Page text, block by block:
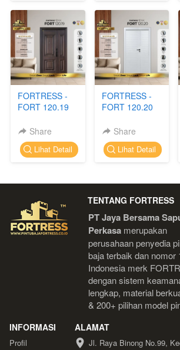
FORTRESS -
FORT 120.19
Share
` Lihat Detail
FORTRESS -
FORT 120.20
Share
` Lihat Detail
TENTANG FORTRESS
PT Jaya Bersama
Perkasa merupakan
perusahaan penyedia
baja terbaik dan nomor
Indonesia
dengan sistem
lengkap, material
& 200+ pilihan model
INFORMASI
Profil
ALAMAT
Jl. Raya Binong No.99,